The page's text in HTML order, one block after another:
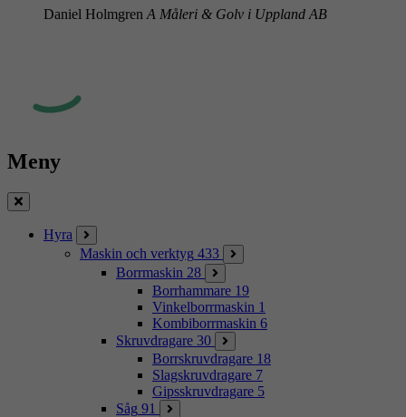
Daniel Holmgren A Måleri & Golv i Uppland AB
Meny
Stäng
Hyra
Maskin och verktyg 433
Borrmaskin 28
Borrhammare 19
Vinkelborrmaskin 1
Kombiborrmaskin 6
Skruvdragare 30
Borrskruvdragare 18
Slagskruvdragare 7
Gipsskruvdragare 5
Såg 91